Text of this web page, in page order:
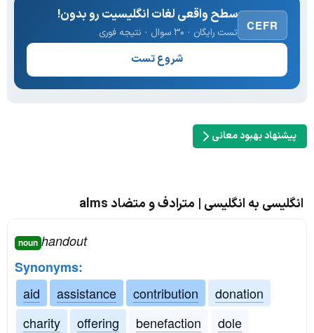
CEFR
سطح واقعی لغات انگلیسیت رو بدون!
تست رایگان · ۳۰ سوال · نتیجه فوری
شروع تست
پیشنهاد بهبود معانی
انگلیسی به انگلیسی | مترادف و متضاد alms
noun handout
Synonyms:
aid
assistance contribution
donation
charity
offering benefaction dole